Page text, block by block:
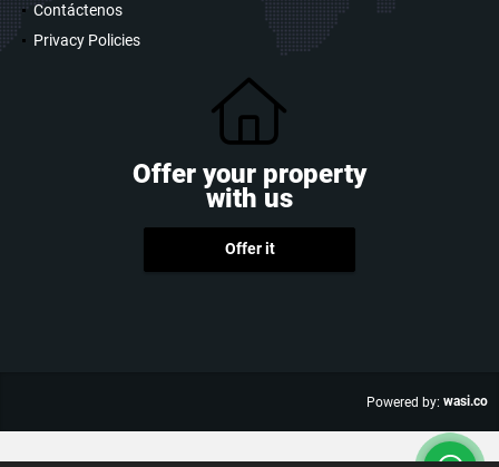
Contáctenos
Privacy Policies
Offer your property
with us
Offer it
Powered by: wasi.co